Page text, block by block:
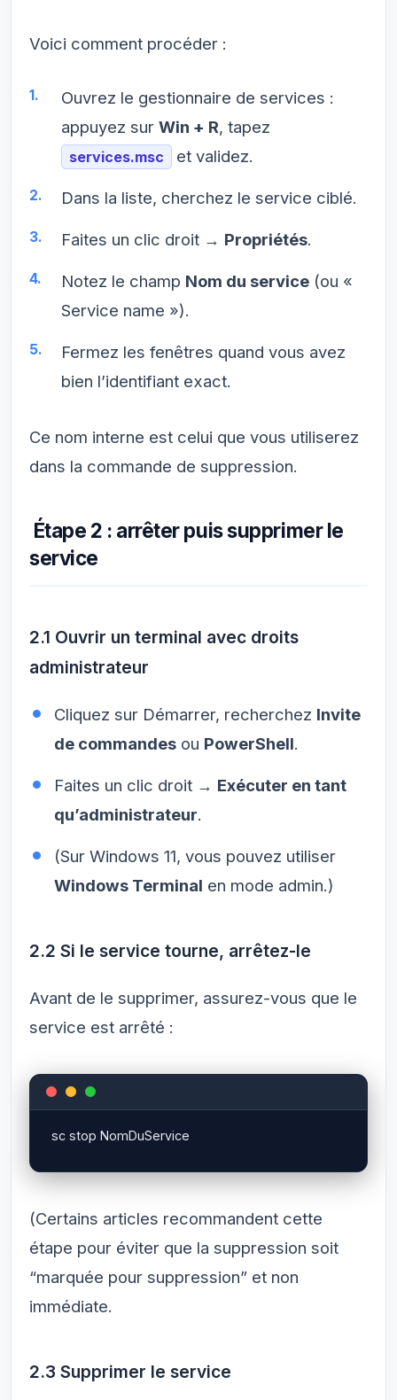
Voici comment procéder :
Ouvrez le gestionnaire de services :
appuyez sur Win + R, tapez
services.msc et validez.
Dans la liste, cherchez le service ciblé.
Faites un clic droit → Propriétés.
Notez le champ Nom du service (ou «
Service name »).
Fermez les fenêtres quand vous avez
bien l’identifiant exact.
Ce nom interne est celui que vous utiliserez
dans la commande de suppression.
Étape 2 : arrêter puis supprimer le
service
2.1 Ouvrir un terminal avec droits
administrateur
Cliquez sur Démarrer, recherchez Invite
de commandes ou PowerShell.
Faites un clic droit → Exécuter en tant
qu’administrateur.
(Sur Windows 11, vous pouvez utiliser
Windows Terminal en mode admin.)
2.2 Si le service tourne, arrêtez-le
Avant de le supprimer, assurez-vous que le
service est arrêté :
(Certains articles recommandent cette
étape pour éviter que la suppression soit
“marquée pour suppression” et non
immédiate.
2.3 Supprimer le service